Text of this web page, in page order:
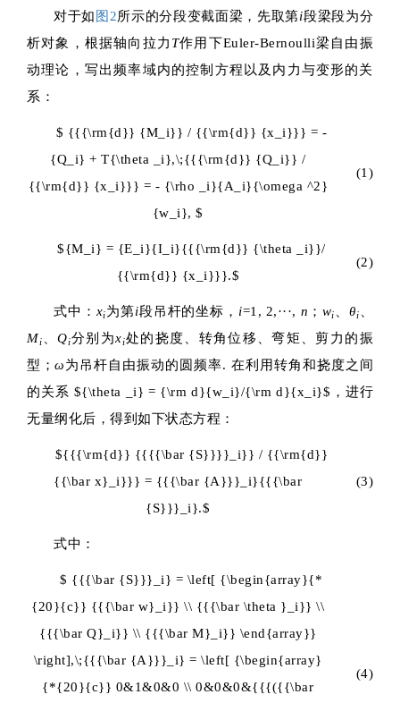
对于如 图2所示的分段变截面梁，先取第i段梁段为分
析对象，根据轴向拉力 T作用下Euler-Bernoulli梁自由振
动理论，写出频率域内的控制方程以及内力与变形的关
系：
$ {{{\rm{d}} {M_i}} / {{\rm{d}} {x_i}}} = -
{Q_i} + T{\theta _i},\;{{{\rm{d}} {Q_i}} /
{{\rm{d}} {x_i}}} = - {\rho _i}{A_i}{\omega ^2}
{w_i}, $
(1)
${M_i} = {E_i}{I_i}{{{\rm{d}} {\theta _i}}/
{{\rm{d}} {x_i}}}.$
(2)
式中： xi为第i段吊杆的坐标， i=1, 2,···, n ； wi 、θi
Mi 、Qi分别为xi处的挠度、转角位移、弯矩、剪力的振
型；ω为吊杆自由振动的圆频率. 在利用转角和挠度之间
的关系 ${\theta _i} = {\rm d}{w_i}/{\rm d}{x_i}$ ，进行
无量纲化后，得到如下状态方程：
${{{\rm{d}} {{{{\bar {S}}}}_i}} / {{\rm{d}}
{{\bar x}_i}}} = {{{\bar {A}}}_i}{{{\bar
{S}}}_i}.$
(3)
式中：
$ {{{\bar {S}}}_i} = \left[ {\begin{array}{*
{20}{c}} {{{\bar w}_i}} \\ {{{\bar \theta }_i}} \\
{{{\bar Q}_i}} \\ {{{\bar M}_i}} \end{array}}
\right],\;{{{\bar {A}}}_i} = \left[ {\begin{array}
{*{20}{c}} 0&1&0&0 \\ 0&0&0&{{{({{\bar
(4)